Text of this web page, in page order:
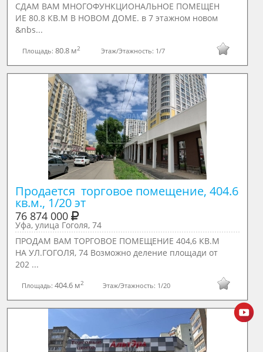
СДАМ ВАМ МНОГОФУНКЦИОНАЛЬНОЕ ПОМЕЩЕН
ИЕ 80.8 КВ.М В НОВОМ ДОМЕ. в 7 этажном новом
&nbs...
Площадь:80.8 м2 Этаж/Этажность: 1/7
Продается  торговое помещение, 404.6
кв.м., 1/20 эт
76 874 000
Уфа, улица Гоголя, 74
ПРОДАМ ВАМ ТОРГОВОЕ ПОМЕЩЕНИЕ 404,6 КВ.М
НА УЛ.ГОГОЛЯ, 74 Возможно деление площади от
202 ...
Площадь: 404.6 м2 Этаж/Этажность: 1/20